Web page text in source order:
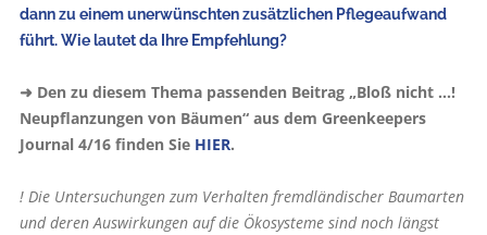
dann zu einem unerwünschten zusätzlichen Pflegeaufwand
führt. Wie lautet da Ihre Empfehlung?
➜ Den zu diesem Thema passen­den Beitrag „Bloß nicht ...!
Neupflanzungen von Bäumen“ aus dem Greenkeepers
Journal 4/16 finden Sie HIER.
! Die Untersuchungen zum Verhalten fremdländischer Baumarten
und deren Auswirkungen auf die Ökosysteme sind noch längst